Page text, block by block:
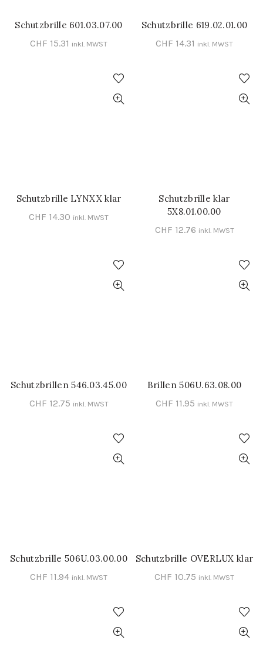
IN DEN WARENKORB
Schutzbrille 601.03.07.00
CHF 15.31 inkl. MWST
IN DEN WARENKORB
Schutzbrille 619.02.01.00
CHF 14.31 inkl. MWST
IN DEN WARENKORB
Schutzbrille LYNXX klar
CHF 14.30 inkl. MWST
IN DEN WARENKORB
Schutzbrille klar
5X8.01.00.00
CHF 12.76 inkl. MWST
IN DEN WARENKORB
Schutzbrillen 546.03.45.00
CHF 12.75 inkl. MWST
IN DEN WARENKORB
Brillen 506U.63.08.00
CHF 11.95 inkl. MWST
IN DEN WARENKORB
Schutzbrille 506U.03.00.00
CHF 11.94 inkl. MWST
IN DEN WARENKORB
Schutzbrille OVERLUX klar
CHF 10.75 inkl. MWST